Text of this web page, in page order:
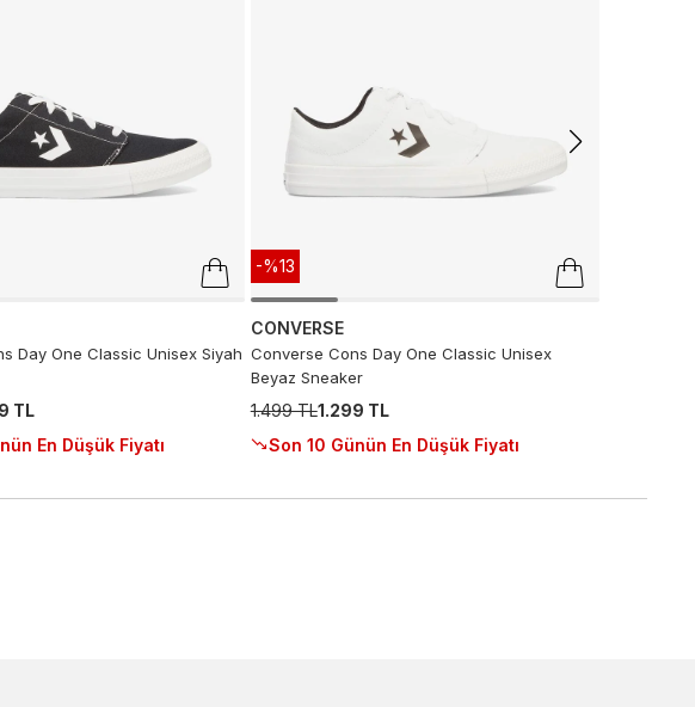
Day One Classic Unisex Siyah
TL
En Düşük Fiyatı
-%13
CONVERSE
Converse Cons Day One Classic Unisex
Beyaz Sneaker
1.499 TL1.299 TL
Son 10 Günün En Düşük Fiyatı